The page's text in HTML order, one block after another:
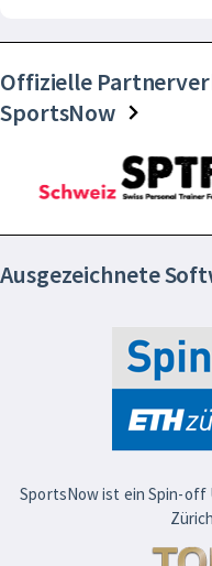
Offizielle
SportsNow
Ausgezeichnete
SportsNow ist ein Spin-off